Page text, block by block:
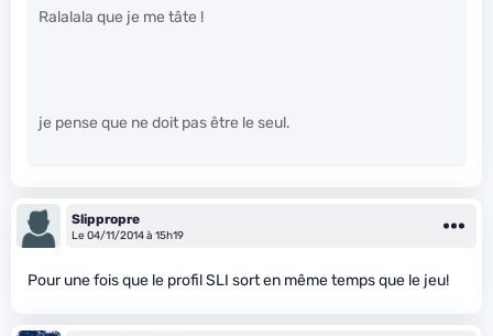
Ralalala que je me tâte !
je pense que ne doit pas être le seul.
Slippropre
Le 04/11/2014 à 15h19
Pour une fois que le profil SLI sort en même temps que le jeu!